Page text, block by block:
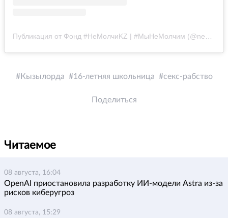
Кызылорда 16-летняя школьница секс-рабство
Поделиться
Читаемое
08 августа, 16:04
OpenAI приостановила разработку ИИ-модели Astra из-за
рисков киберугроз
08 августа, 15:29